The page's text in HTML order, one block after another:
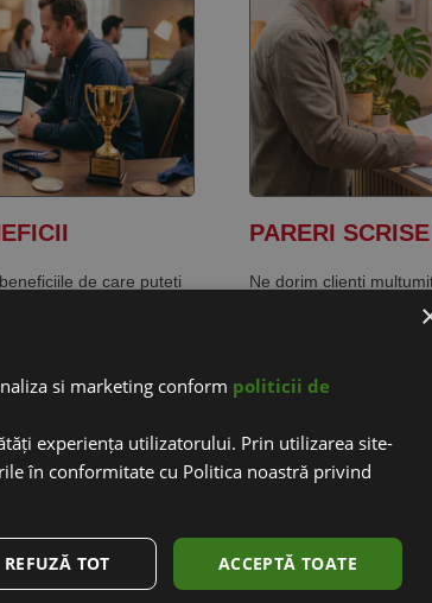
de care puteti
PARERI
Ne dorim clienti
creste in continuare
si marketing conform politicii de
experiența utilizatorului. Prin utilizarea site-
în conformitate cu Politica noastră privind
ACCEPTĂ TOATE
REFUZĂ TOT